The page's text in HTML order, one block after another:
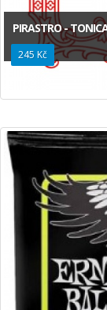
PIRASTRO -
245 Kč